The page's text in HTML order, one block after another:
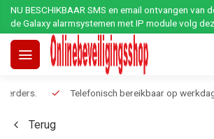
NU BESCHIKBAAR SMS en email ontvangen van
de Galaxy alarmsystemen met IP module volg
Telefonisch bereikbaar op werkdagen van
Terug